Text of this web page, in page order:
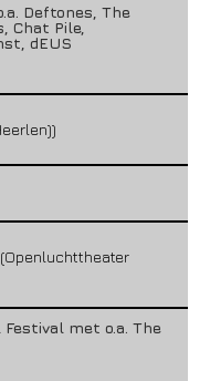
Deftones, The
Chat Pile,
dEUS
met o.a. The